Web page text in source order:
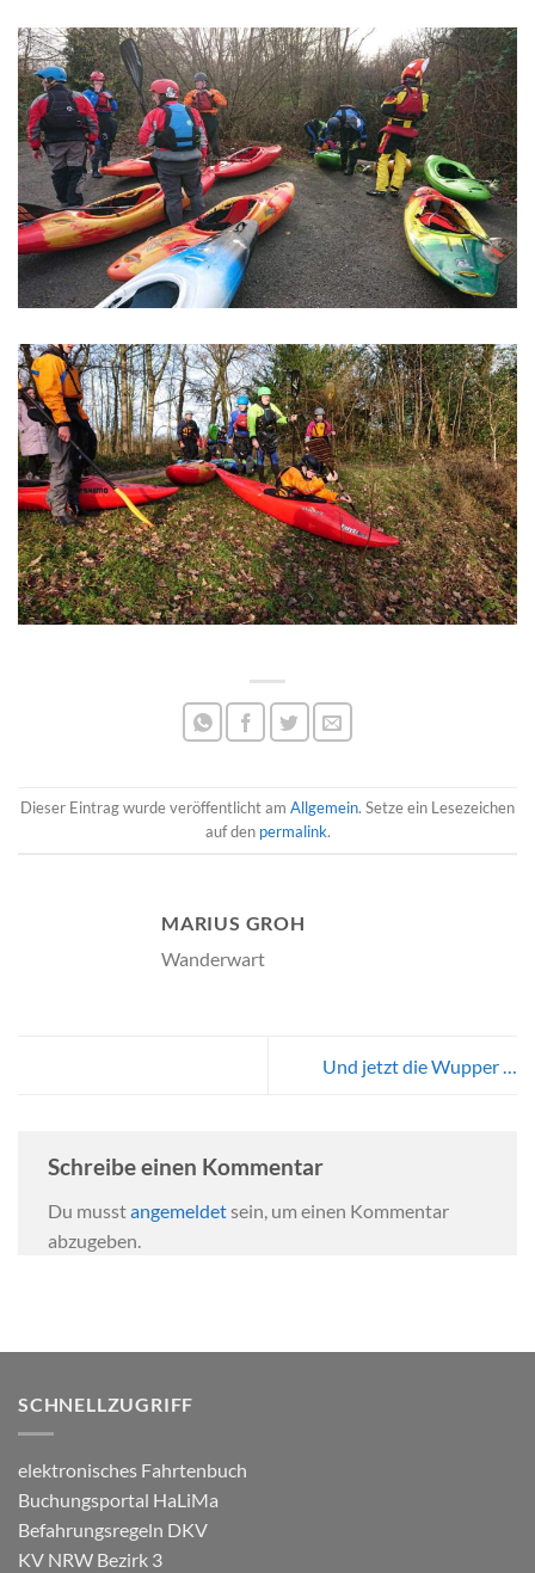
Dieser Eintrag wurde veröffentlicht am Allgemein. Setze ein Lesezeichen
auf den permalink.
MARIUS GROH
Wanderwart
Und jetzt die Wupper …
Schreibe einen Kommentar
Du musstangemeldetsein, um einen Kommentar
abzugeben.
SCHNELLZUGRIFF
elektronisches Fahrtenbuch
Buchungsportal HaLiMa
Befahrungsregeln DKV
KV NRW Bezirk 3